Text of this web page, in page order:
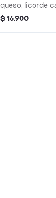
queso, licorde
barquillos de
$ 16.900